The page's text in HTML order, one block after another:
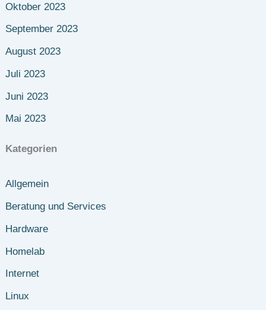
Oktober 2023
September 2023
August 2023
Juli 2023
Juni 2023
Mai 2023
Kategorien
Allgemein
Beratung und Services
Hardware
Homelab
Internet
Linux